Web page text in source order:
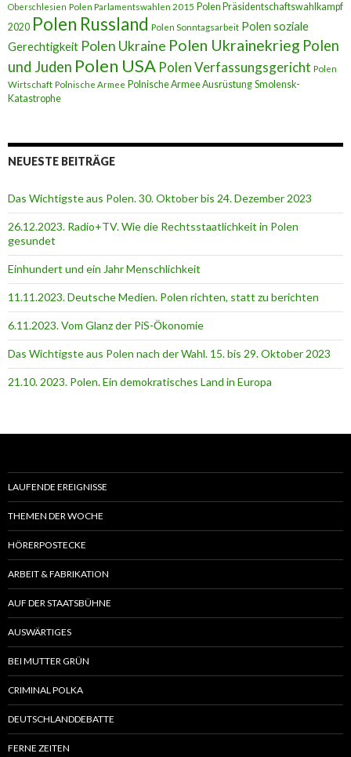
Oberschlesien Polen Parlamentswahlen 2015 Polen Präsidentschaftswahlkampf
2020 Polen Russland Polen Sonntagsarbeit Polen soziale
Gerechtigkeit Polen Ukraine Polen Ukrainekrieg Polen
und Juden Polen USA Polen Verfassungsgericht Polen
Wirtschaft Polnische Armee Polnische Armee Ausrüstung Smolensk-
Katastrophe
NEUESTE BEITRÄGE
Das Wichtigste aus Polen. 30. Oktober bis 24. Dezember 2023
26.12.2023. Radio+TV. Wie die Rechtsstaatlichkeit in Polen
gesundet
Einhundert und ein Jahr Menschlichkeit
11.11.2023. Deutsche Medien. Polen richten, statt zu berichten
6.11.2023. Vom Glanz der PiS-Ӧkonomie
Das Wichtigste aus Polen nach der Wahl. 15. bis 29. Oktober 2023
21.10. 2023. Polen. Ein demokratisches Land in Europa
LAUFENDE EREIGNISSE
THEMEN DER WOCHE
HÖRERPOSTECKE
ARBEIT & FABRIKATION
AUF DER STAATSBÜHNE
AUSWÄRTIGES
BEI MUTTER GRÜN
CRIMINAL POLKA
DEUTSCHLANDDEBATTE
FERNE ZEITEN